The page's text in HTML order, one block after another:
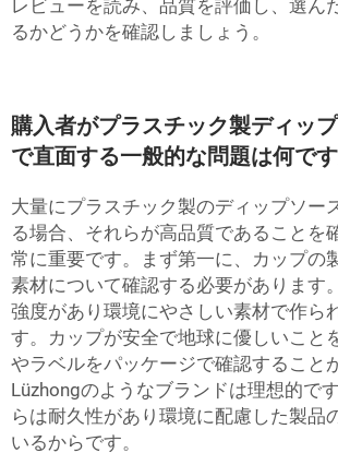
レビューを読み、品質を評価し、選ん
るかどうかを確認しましょう。
購入者がプラスチック製ディッ
で直面する一般的な問題は何で
大量にプラスチック製のディップソー
る場合、それらが高品質であることを
常に重要です。まず第一に、カップの
素材について確認する必要があります
強度があり環境にやさしい素材で作ら
す。カップが安全で地球に優しいこと
やラベルをパッケージで確認すること
Lüzhongのようなブランドは理想的で
らは耐久性があり環境に配慮した製品
いるからです。